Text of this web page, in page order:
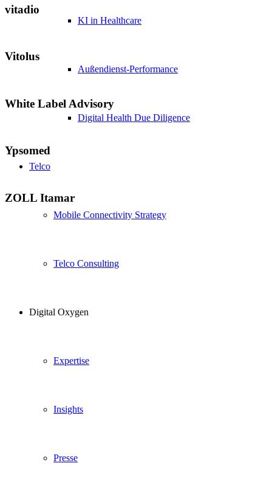
KI in Healthcare
Außendienst-Performance
Digital Health Due Diligence
Telco
Mobile Connectivity Strategy
Telco Consulting
Digital Oxygen
Expertise
Insights
Presse
vitadio
Vitolus
White Label Advisory
Ypsomed
ZOLL Itamar